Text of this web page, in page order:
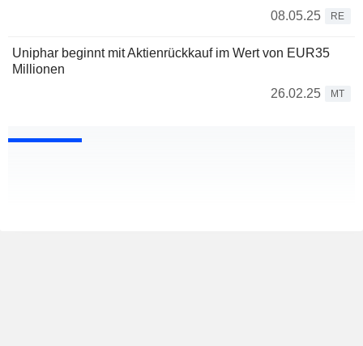
08.05.25
RE
Uniphar beginnt mit Aktienrückkauf im Wert von EUR35
Millionen
26.02.25
MT